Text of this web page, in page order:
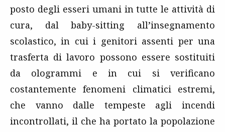
posto degli esseri umani in tutte le attività di
cura, dal baby-sitting all’insegnamento
scolastico, in cui i genitori assenti per una
trasferta di lavoro possono essere sostituiti
da ologrammi e in cui si verificano
costantemente fenomeni climatici estremi,
che vanno dalle tempeste agli incendi
incontrollati, il che ha portato la popolazione